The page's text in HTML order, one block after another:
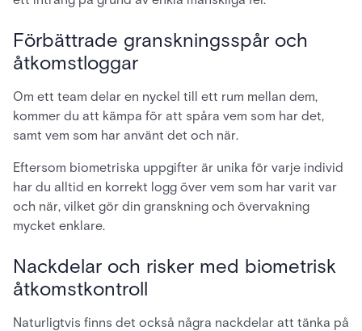
Förbättrade granskningsspår och
åtkomstloggar
Om ett team delar en nyckel till ett rum mellan dem,
kommer du att kämpa för att spåra vem som har det,
samt vem som har använt det och när.
Eftersom biometriska uppgifter är unika för varje individ
har du alltid en korrekt logg över vem som har varit var
och när, vilket gör din granskning och övervakning
mycket enklare.
Nackdelar och risker med biometrisk
åtkomstkontroll
Naturligtvis finns det också några nackdelar att tänka på